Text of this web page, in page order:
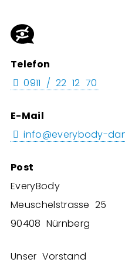
Telefon
0911 / 22 12 70
E-Mail
info@everybody-
Post
EveryBody
Meuschelstrasse 25
90408 Nürnberg
Unser Vorstand